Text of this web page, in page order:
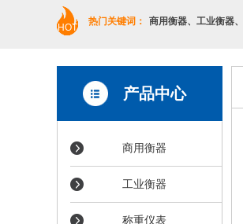
HOT
热门关键词： 商用衡器、 工业衡器、
产品中心
商用衡器
工业衡器
称重仪表